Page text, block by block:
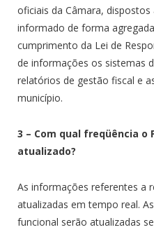
oficiais da Câmara,
informado de forma
cumprimento da Lei de
de informações os sistemas
relatórios de gestão fiscal e
município.
3 – Com qual freqüência
atualizado?
As informações referentes a
atualizadas em tempo real.
funcional serão atualizadas